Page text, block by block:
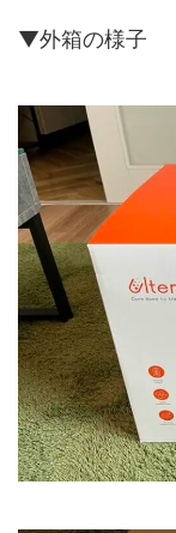
▼外箱の様子